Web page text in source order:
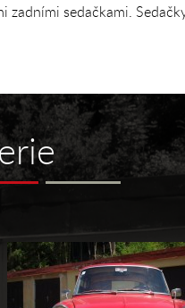
sedačkami.